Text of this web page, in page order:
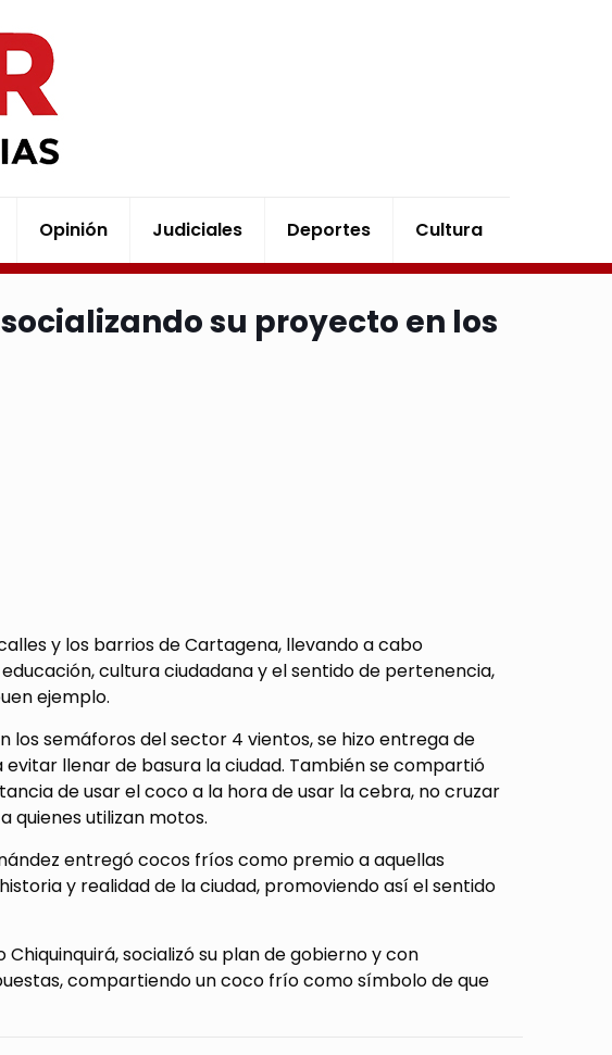
Opinión Judiciales Deportes Cultura
su proyecto en los
y los barrios de Cartagena, llevando a cabo
cultura ciudadana y el sentido de pertenencia,
ejemplo.
semáforos del sector 4 vientos, se hizo entrega de
llenar de basura la ciudad. También se compartió
de usar el coco a la hora de usar la cebra, no cruzar
quienes utilizan motos.
entregó cocos fríos como premio a aquellas
y realidad de la ciudad, promoviendo así el sentido
socializó su plan de gobierno y con
compartiendo un coco frío como símbolo de que